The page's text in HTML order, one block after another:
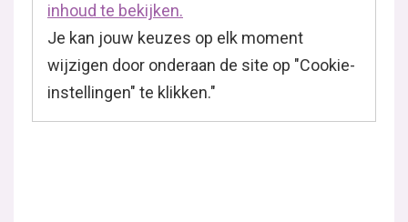
inhoud te bekijken.
Je kan jouw keuzes op elk moment
wijzigen door onderaan de site op "Cookie-
instellingen" te klikken."